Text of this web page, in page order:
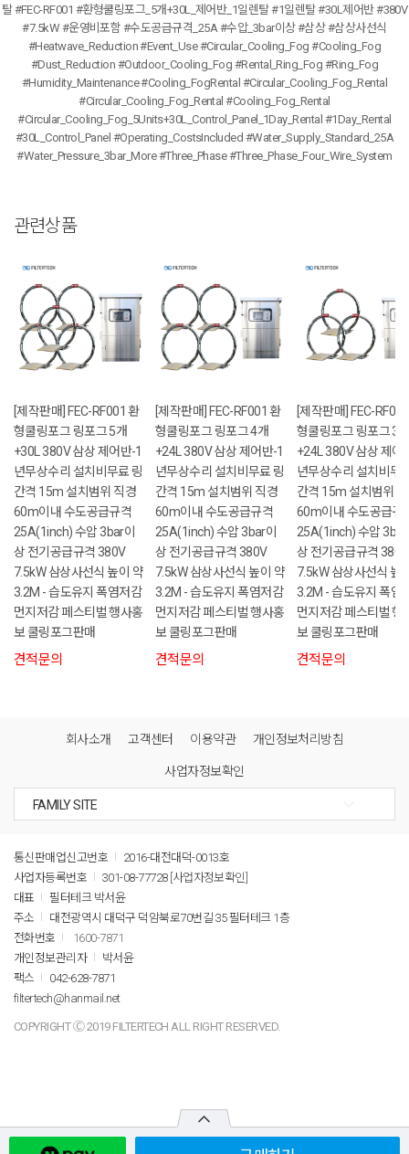
탈 #FEC-RF001 #환형쿨링포그_5개+30L_제어반_1일렌탈 #1일렌탈 #30L제어반 #380V
#7.5kW #운영비포함 #수도공급규격_25A #수압_3bar이상 #삼상 #삼상사선식
#Heatwave_Reduction #Event_Use #Circular_Cooling_Fog #Cooling_Fog
#Dust_Reduction #Outdoor_Cooling_Fog #Rental_Ring_Fog #Ring_Fog
#Humidity_Maintenance #Cooling_FogRental #Circular_Cooling_Fog_Rental
#Circular_Cooling_Fog_Rental #Cooling_Fog_Rental
#Circular_Cooling_Fog_5Units+30L_Control_Panel_1Day_Rental #1Day_Rental
#30L_Control_Panel #Operating_CostsIncluded #Water_Supply_Standard_25A
#Water_Pressure_3bar_More #Three_Phase #Three_Phase_Four_Wire_System
관련상품
[제작판매] FEC-RF001 환
형쿨링포그 링포그 5개
+30L 380V 삼상 제어반-1
년무상수리 설치비무료 링
간격 15m 설치범위 직경
60m이내 수도공급규격
25A(1inch) 수압 3bar이
상 전기공급규격 380V
7.5kW 삼상사선식 높이 약
3.2M - 습도유지 폭염저감
먼지저감 페스티벌 행사홍
보 쿨링포그판매
견적문의
[제작판매] FEC-RF001 환
형쿨링포그 링포그 4개
+24L 380V 삼상 제어반-1
년무상수리 설치비무료 링
간격 15m 설치범위 직경
60m이내 수도공급규격
25A(1inch) 수압 3bar이
상 전기공급규격 380V
7.5kW 삼상사선식 높이 약
3.2M - 습도유지 폭염저감
먼지저감 페스티벌 행사홍
보 쿨링포그판매
견적문의
[제작판매] FEC-
형쿨링포그 링포그 3
+24L 380V 삼상 제어
년무상수리 설치비무
간격 15m 설치범위
60m이내 수도공급규
25A(1inch) 수압
상 전기공급규격 380V
7.5kW 삼상사선식 높
3.2M - 습도유지 폭염
먼지저감 페스티벌 행
보 쿨링포그판매
견적문의
회사소개 고객센터 이용약관 개인정보처리방침
사업자정보확인
통신판매업신고번호
2016-대전대덕-0013호
사업자등록번호
301-08-77728 [사업자정보확인]
대표
필터테크 박서윤
주소
대전광역시 대덕구 덕암북로70번길 35 필터테크 1층
전화번호
1600-7871
개인정보관리자
박서윤
팩스
042-628-7871
filtertech@hanmail.net
COPYRIGHT Ⓒ 2019 FILTERTECH ALL RIGHT RESERVED.